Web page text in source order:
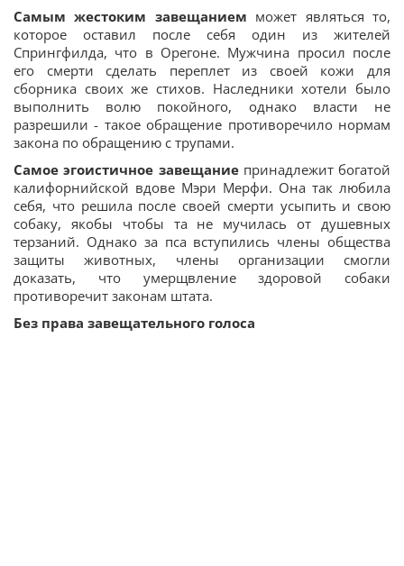
Самым жестоким завещанием может являться то,
которое оставил после себя один из жителей
Спрингфилда, что в Орегоне. Мужчина просил после
его смерти сделать переплет из своей кожи для
сборника своих же стихов. Наследники хотели было
выполнить волю покойного, однако власти не
разрешили - такое обращение противоречило нормам
закона по обращению с трупами.
Самое эгоистичное завещаниепринадлежит богатой
калифорнийской вдове Мэри Мерфи. Она так любила
себя, что решила после своей смерти усыпить и свою
собаку, якобы чтобы та не мучилась от душевных
терзаний. Однако за пса вступились члены общества
защиты животных, члены организации смогли
доказать, что умерщвление здоровой собаки
противоречит законам штата.
Без права завещательного голоса